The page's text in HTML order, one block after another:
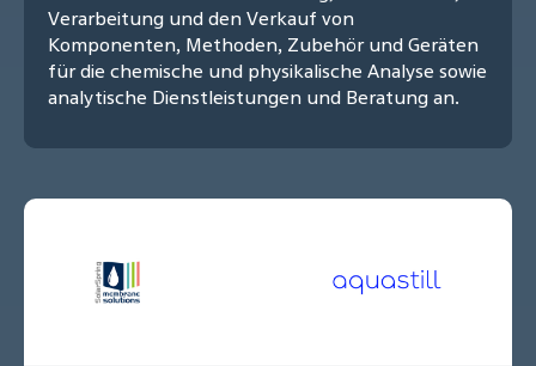
Verarbeitung und den Verkauf von
Komponenten, Methoden, Zubehör und Geräten
für die chemische und physikalische Analyse sowie
analytische Dienstleistungen und Beratung an.